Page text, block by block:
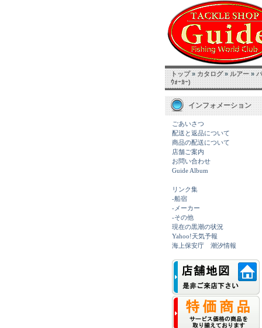
トップ»カタログ»ルアー»
ｳｫｰｶｰ)
インフォメーション
ごあいさつ
配送と返品について
商品の配送について
店舗ご案内
お問い合わせ
Guide Album
リンク集
-船宿
-メーカー
-その他
現在の黒潮の状況
Yahoo!天気予報
海上保安庁 潮汐情報